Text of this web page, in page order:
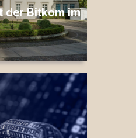
der Bitkom im